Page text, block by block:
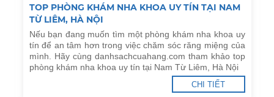
TOP PHÒNG KHÁM NHA KHOA UY TÍN TẠI NAM
TỪ LIÊM, HÀ NỘI
Nếu bạn đang muốn tìm một phòng khám nha khoa uy
tín để an tâm hơn trong việc chăm sóc răng miệng của
mình. Hãy cùng danhsachcuahang.com tham khảo top
phòng khám nha khoa uy tín tại Nam Từ Liêm, Hà Nội
CHI TIẾT